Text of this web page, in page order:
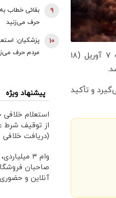
آتش‌بس دو هفته‌ای با ایران را شامگاه سه‌شنبه ۷ آوریل (۱۸
و تأکید
بقائی خطاب به
حرف می‌زنید
9
پزشکیان:
مردم حرف
10
پیشنهاد ویژه
استعلام خلافی
از توقیف
(دریافت خلافی
وام ۳
صاحبان
آنلاین و حضوری